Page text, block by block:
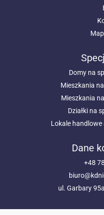
Domy na
Mieszkania
Mieszkania
Działki na
Lokale
Dane
+48
ul. Garbary